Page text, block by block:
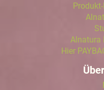
Alnatura
Hier